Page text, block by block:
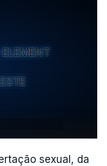
sexual, da